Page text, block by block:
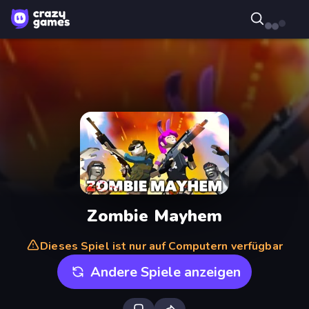
Zombie Mayhem
Dieses Spiel ist nur auf Computern verfügbar
Andere Spiele anzeigen